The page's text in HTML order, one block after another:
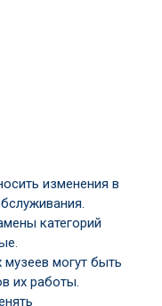
изменения в
категорий
могут быть
их работы.